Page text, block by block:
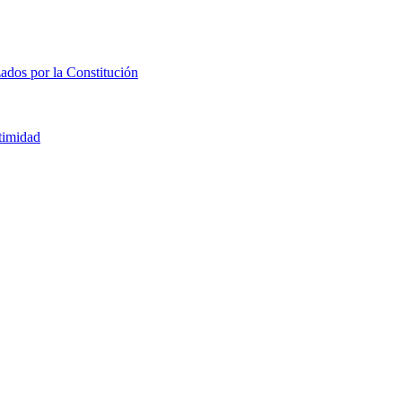
por la Constitución